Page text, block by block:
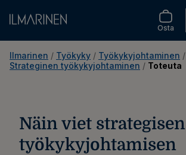
Osta
Ilmarinen / Työkyky / Työkykyjohtaminen /
Strateginen työkykyjohtaminen / Toteuta
Näin viet strategisen
työkykyjohtamisen